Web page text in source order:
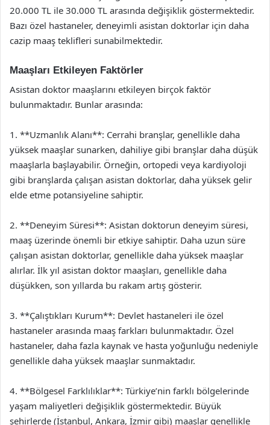
20.000 TL ile 30.000 TL arasında değişiklik göstermektedir.
Bazı özel hastaneler, deneyimli asistan doktorlar için daha
cazip maaş teklifleri sunabilmektedir.
Maaşları Etkileyen Faktörler
Asistan doktor maaşlarını etkileyen birçok faktör
bulunmaktadır. Bunlar arasında:
1. **Uzmanlık Alanı**: Cerrahi branşlar, genellikle daha
yüksek maaşlar sunarken, dahiliye gibi branşlar daha düşük
maaşlarla başlayabilir. Örneğin, ortopedi veya kardiyoloji
gibi branşlarda çalışan asistan doktorlar, daha yüksek gelir
elde etme potansiyeline sahiptir.
2. **Deneyim Süresi**: Asistan doktorun deneyim süresi,
maaş üzerinde önemli bir etkiye sahiptir. Daha uzun süre
çalışan asistan doktorlar, genellikle daha yüksek maaşlar
alırlar. İlk yıl asistan doktor maaşları, genellikle daha
düşükken, son yıllarda bu rakam artış gösterir.
3. **Çalıştıkları Kurum**: Devlet hastaneleri ile özel
hastaneler arasında maaş farkları bulunmaktadır. Özel
hastaneler, daha fazla kaynak ve hasta yoğunluğu nedeniyle
genellikle daha yüksek maaşlar sunmaktadır.
4. **Bölgesel Farklılıklar**: Türkiye’nin farklı bölgelerinde
yaşam maliyetleri değişiklik göstermektedir. Büyük
şehirlerde (İstanbul, Ankara, İzmir gibi) maaşlar genellikle